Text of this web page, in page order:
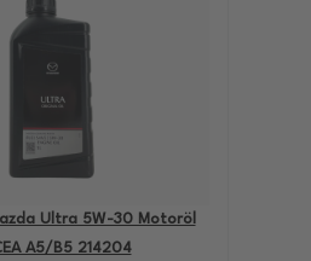
Ultra 5W-30 Motoröl
A5/B5 214204